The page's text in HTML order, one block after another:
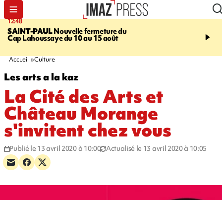
12:48
SAINT-PAULNouvelle fermeture du
Cap Lahoussaye du 10 au 15 août
14:23
massif de migrants, la
Accueil Culture
Les arts a la kaz
La Cité des Arts et
Château Morange
s'invitent chez vous
Publié le 13 avril 2020 à 10:00 Actualisé le 13 avril 2020 à 10:05